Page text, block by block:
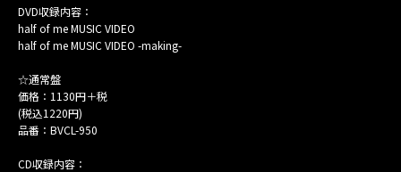
DVD収録内容：
half of me MUSIC VIDEO
half of me MUSIC VIDEO -making-
☆通常盤
価格：1130円＋税
(税込1220円)
品番：BVCL-950
CD収録内容：